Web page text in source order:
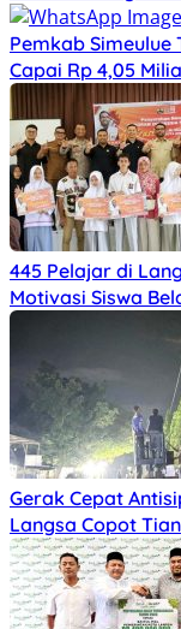
Pemkab Simeulue
Capai Rp 4,05
445 Pelajar di
Motivasi Siswa
Gerak Cepat
Langsa Copot